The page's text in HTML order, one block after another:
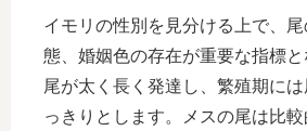
イモリの性別を見分ける上で、
態、婚姻色の存在が重要な指標
尾が太く長く発達し、繁殖期に
っきりとします。メスの尾は比